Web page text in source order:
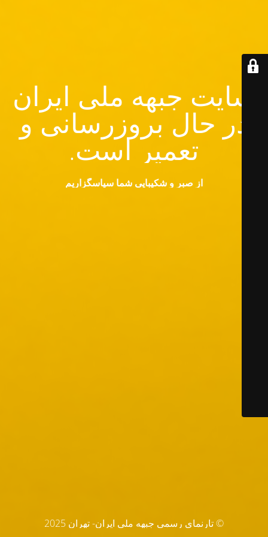
سایت جبهه ملی ایران
در حال بروزرسانی و
تعمیر است.
از صبر و شکیبایی شما سپاسگزاریم
© تارنماي رسمي جبهه ملي ايران- تهران 2025